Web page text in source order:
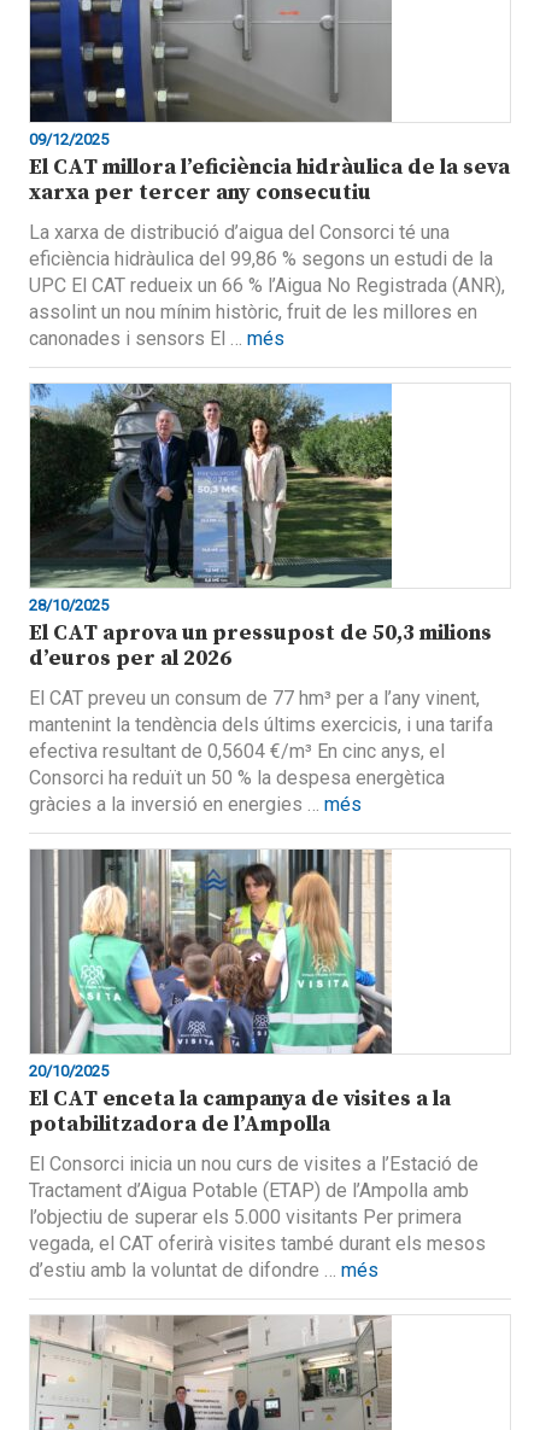
09/12/2025
El CAT millora l’eficiència hidràulica de la seva
xarxa per tercer any consecutiu
La xarxa de distribució d’aigua del Consorci té una
eficiència hidràulica del 99,86 % segons un estudi de la
UPC El CAT redueix un 66 % l’Aigua No Registrada (ANR),
assolint un nou mínim històric, fruit de les millores en
canonades i sensors El … més
28/10/2025
El CAT aprova un pressupost de 50,3 milions
d’euros per al 2026
El CAT preveu un consum de 77 hm³ per a l’any vinent,
mantenint la tendència dels últims exercicis, i una tarifa
efectiva resultant de 0,5604 €/m³ En cinc anys, el
Consorci ha reduït un 50 % la despesa energètica
gràcies a la inversió en energies … més
20/10/2025
El CAT enceta la campanya de visites a la
potabilitzadora de l’Ampolla
El Consorci inicia un nou curs de visites a l’Estació de
Tractament d’Aigua Potable (ETAP) de l’Ampolla amb
l’objectiu de superar els 5.000 visitants Per primera
vegada, el CAT oferirà visites també durant els mesos
d’estiu amb la voluntat de difondre … més